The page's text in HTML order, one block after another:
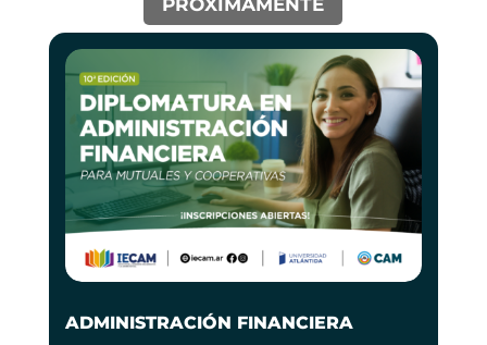
PRÓXIMAMENTE
ADMINISTRACIÓN FINANCIERA